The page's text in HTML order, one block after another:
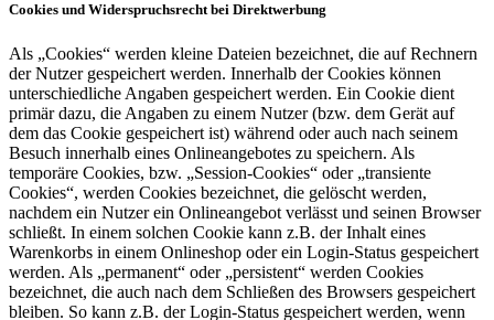
Cookies und Widerspruchsrecht bei Direktwerbung
Als „Cookies“ werden kleine Dateien bezeichnet, die auf Rechnern
der Nutzer gespeichert werden. Innerhalb der Cookies können
unterschiedliche Angaben gespeichert werden. Ein Cookie dient
primär dazu, die Angaben zu einem Nutzer (bzw. dem Gerät auf
dem das Cookie gespeichert ist) während oder auch nach seinem
Besuch innerhalb eines Onlineangebotes zu speichern. Als
temporäre Cookies, bzw. „Session-Cookies“ oder „transiente
Cookies“, werden Cookies bezeichnet, die gelöscht werden,
nachdem ein Nutzer ein Onlineangebot verlässt und seinen Browser
schließt. In einem solchen Cookie kann z.B. der Inhalt eines
Warenkorbs in einem Onlineshop oder ein Login-Status gespeichert
werden. Als „permanent“ oder „persistent“ werden Cookies
bezeichnet, die auch nach dem Schließen des Browsers gespeichert
bleiben. So kann z.B. der Login-Status gespeichert werden, wenn